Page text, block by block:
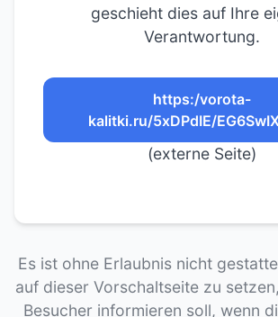
geschieht dies auf Ihre
Verantwortung.
https:/vorota-
kalitki.ru/5xDPdIE/
(externe Seite)
Es ist ohne Erlaubnis nicht
auf dieser Vorschaltseite zu
Besucher informieren soll, wenn